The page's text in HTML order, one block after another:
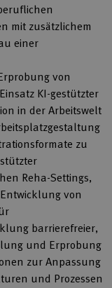
mit zusätzlichem
einer
von
KI-gestützter
in der Arbeitswelt
zu
Reha-Settings,
von
barrierefreier,
und Erprobung
zur Anpassung
und Prozessen